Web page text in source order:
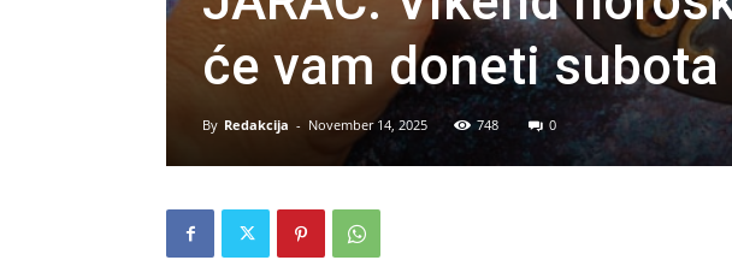
će vam doneti
By Redakcija - November 14, 2025 748 0